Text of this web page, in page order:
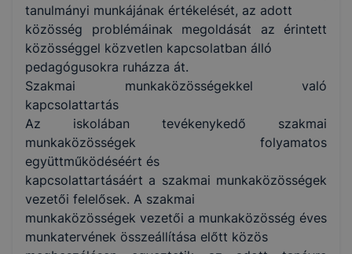
tanulmányi munkájának értékelését, az adott
közösség problémáinak megoldását az érintett
közösséggel közvetlen kapcsolatban álló
pedagógusokra ruházza át.
Szakmai munkaközösségekkel való
kapcsolattartás
Az iskolában tevékenykedő szakmai
munkaközösségek folyamatos
együttműködéséért és
kapcsolattartásáért a szakmai munkaközösségek
vezetői felelősek. A szakmai
munkaközösségek vezetői a munkaközösség éves
munkatervének összeállítása előtt közös